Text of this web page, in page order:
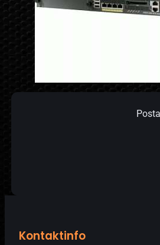
Kontaktinfo